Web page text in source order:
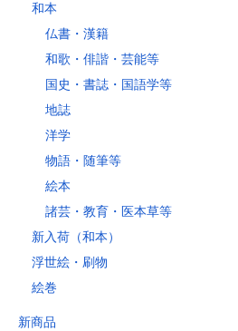
和本
仏書・漢籍
和歌・俳諧・芸能等
国史・書誌・国語学等
地誌
洋学
物語・随筆等
絵本
諸芸・教育・医本草等
新入荷（和本）
浮世絵・刷物
絵巻
新商品